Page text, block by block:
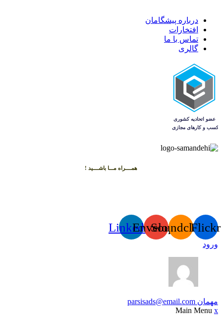
درباره پیشگامان
افتخارات
تماس با ما
گالری
همــــراه مـــا باشــــید !
Flickr
Soundcloud
Envelope
Linkedin
ورود
مهمان parsisads@email.com
Main Menu x